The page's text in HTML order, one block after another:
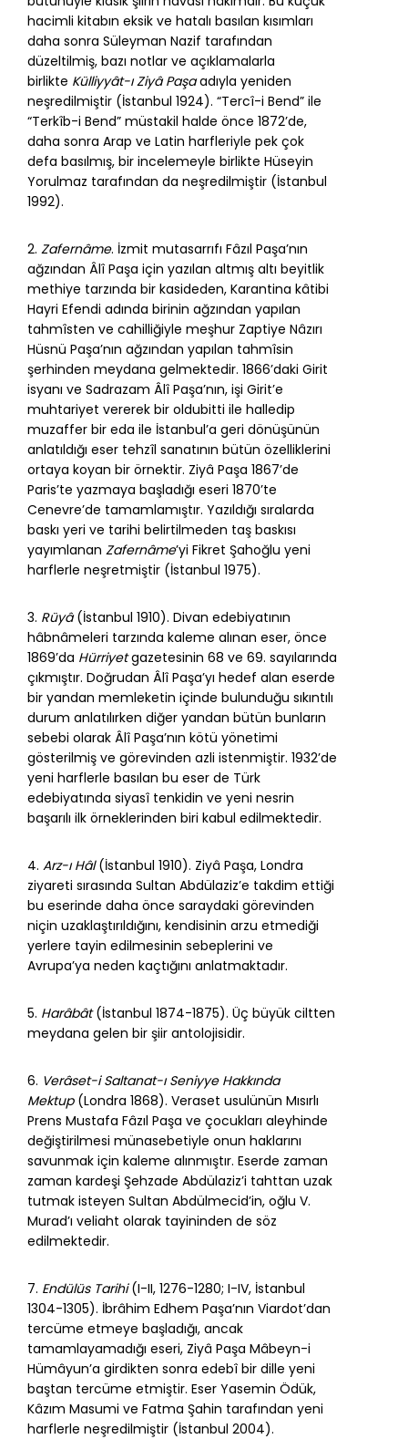
hacimli kitabın eksik ve hatalı basılan kısımları
daha sonra Süleyman Nazif tarafından
düzeltilmiş, bazı notlar ve açıklamalarla
birlikte Külliyyât-ı Ziyâ Paşaadıyla yeniden
neşredilmiştir (İstanbul 1924). “Tercî-i Bend” ile
“Terkîb-i Bend” müstakil halde önce 1872’de,
daha sonra Arap ve Latin harfleriyle pek çok
defa basılmış, bir incelemeyle birlikte Hüseyin
Yorulmaz tarafından da neşredilmiştir (İstanbul
1992).
2. Zafernâme. İzmit mutasarrıfı Fâzıl Paşa’nın
ağzından Âlî Paşa için yazılan altmış altı beyitlik
methiye tarzında bir kasideden, Karantina kâtibi
Hayri Efendi adında birinin ağzından yapılan
tahmîsten ve cahilliğiyle meşhur Zaptiye Nâzırı
Hüsnü Paşa’nın ağzından yapılan tahmîsin
şerhinden meydana gelmektedir. 1866’daki Girit
isyanı ve Sadrazam Âlî Paşa’nın, işi Girit’e
muhtariyet vererek bir oldubitti ile halledip
muzaffer bir eda ile İstanbul’a geri dönüşünün
anlatıldığı eser tehzîl sanatının bütün özelliklerini
ortaya koyan bir örnektir. Ziyâ Paşa 1867’de
Paris’te yazmaya başladığı eseri 1870’te
Cenevre’de tamamlamıştır. Yazıldığı sıralarda
baskı yeri ve tarihi belirtilmeden taş baskısı
yayımlanan Zafernâme’yi Fikret Şahoğlu yeni
harflerle neşretmiştir (İstanbul 1975).
3. Rüyâ(İstanbul 1910). Divan edebiyatının
hâbnâmeleri tarzında kaleme alınan eser, önce
1869’da Hürriyetgazetesinin 68 ve 69. sayılarında
çıkmıştır. Doğrudan Âlî Paşa’yı hedef alan eserde
bir yandan memleketin içinde bulunduğu sıkıntılı
durum anlatılırken diğer yandan bütün bunların
sebebi olarak Âlî Paşa’nın kötü yönetimi
gösterilmiş ve görevinden azli istenmiştir. 1932’de
yeni harflerle basılan bu eser de Türk
edebiyatında siyasî tenkidin ve yeni nesrin
başarılı ilk örneklerinden biri kabul edilmektedir.
4. Arz-ı Hâl(İstanbul 1910). Ziyâ Paşa, Londra
ziyareti sırasında Sultan Abdülaziz’e takdim ettiği
bu eserinde daha önce saraydaki görevinden
niçin uzaklaştırıldığını, kendisinin arzu etmediği
yerlere tayin edilmesinin sebeplerini ve
Avrupa’ya neden kaçtığını anlatmaktadır.
5. Harâbât(İstanbul 1874-1875). Üç büyük ciltten
meydana gelen bir şiir antolojisidir.
6. Verâset-i Saltanat-ı Seniyye Hakkında
Mektup(Londra 1868). Veraset usulünün Mısırlı
Prens Mustafa Fâzıl Paşa ve çocukları aleyhinde
değiştirilmesi münasebetiyle onun haklarını
savunmak için kaleme alınmıştır. Eserde zaman
zaman kardeşi Şehzade Abdülaziz’i tahttan uzak
tutmak isteyen Sultan Abdülmecid’in, oğlu V.
Murad’ı veliaht olarak tayininden de söz
edilmektedir.
7. Endülüs Tarihi(I-II, 1276-1280; I-IV, İstanbul
1304-1305). İbrâhim Edhem Paşa’nın Viardot’dan
tercüme etmeye başladığı, ancak
tamamlayamadığı eseri, Ziyâ Paşa Mâbeyn-i
Hümâyun’a girdikten sonra edebî bir dille yeni
baştan tercüme etmiştir. Eser Yasemin Ödük,
Kâzım Masumi ve Fatma Şahin tarafından yeni
harflerle neşredilmiştir (İstanbul 2004).